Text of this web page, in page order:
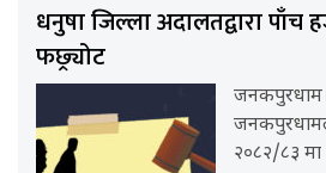
धनुषा जिल्ला अदालतद्वारा पाँच
फछ्र्योट
२०८२/८३ मा